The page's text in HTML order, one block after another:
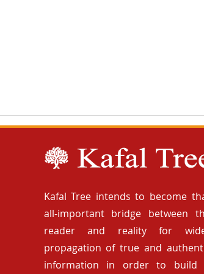
Kafal Tree intends to become
all-important bridge between
reader and reality for
propagation of true and
information in order to build